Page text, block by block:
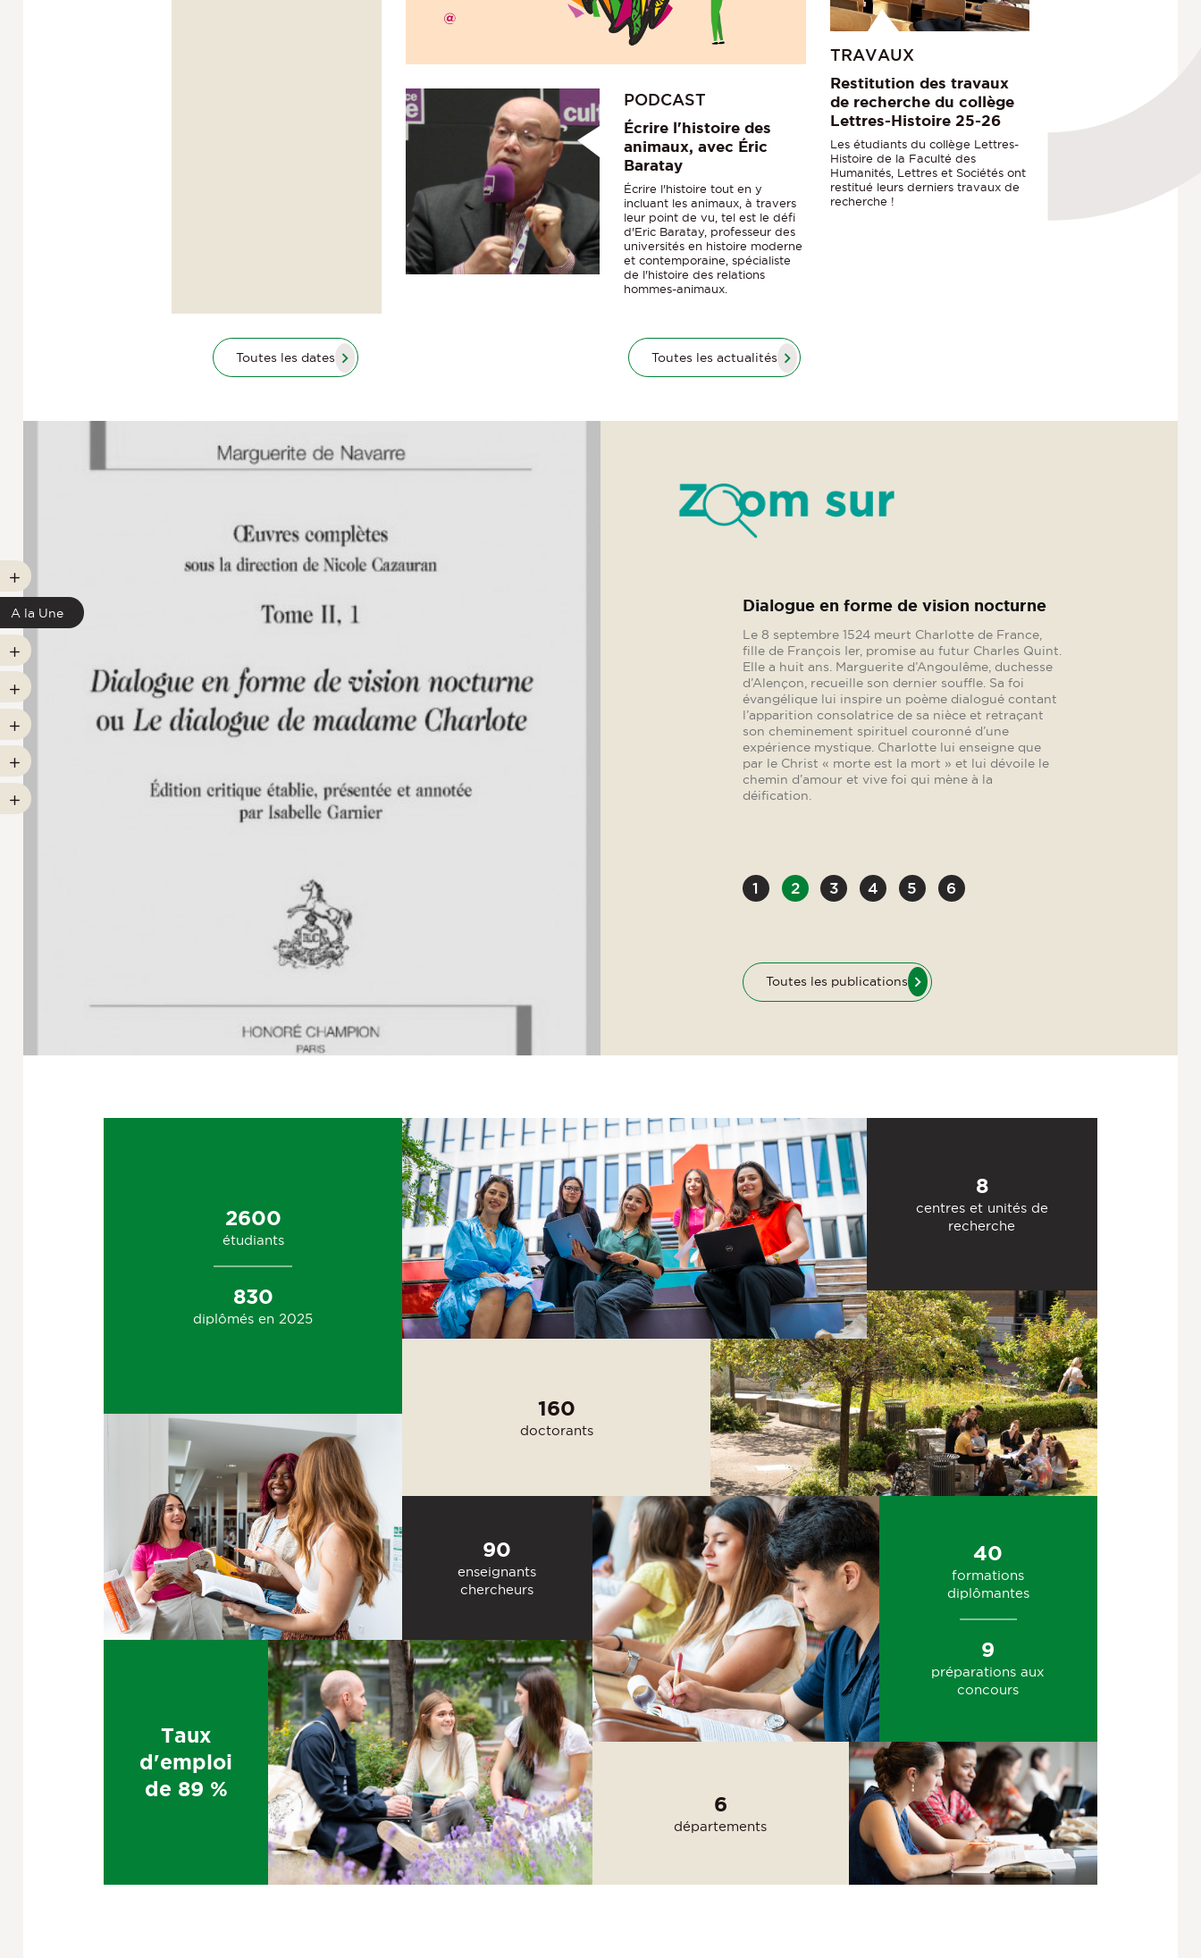
A la Une
Toutes les dates
PODCAST
Écrire l'histoire des
animaux, avec Éric
Baratay
Écrire l'histoire tout en y
incluant les animaux, à travers
leur point de vu, tel est le défi
d'Eric Baratay, professeur des
universités en histoire moderne
et contemporaine, spécialiste
de l'histoire des relations
hommes-animaux.
TRAVAUX
Restitution des travaux
de recherche du collège
Lettres-Histoire 25-26
Les étudiants du collège Lettres-
Histoire de la Faculté des
Humanités, Lettres et Sociétés ont
restitué leurs derniers travaux de
recherche !
Toutes les actualités
Les Devoirs du prince. L’éducation
Cet ouvrage retrace l’histoire de l’éducation
princière dans les cours d’Europe à la Renaissance
en s’intéressant aux « devoirs du prince » ; à la fois
apprentissages et devoir d’être un futur
gouvernant.
Toutes les publications
2600
étudiants
830
diplômés en 2025
8
centres et unités de
recherche
160
doctorants
90
enseignants
chercheurs
40
formations
diplômantes
9
préparations aux
concours
Taux
d'emploi
de 89 %
6
départements